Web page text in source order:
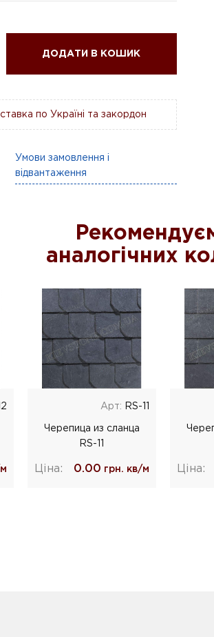
ДОДАТИ В КОШИК
по Україні та закордон
Умови замовлення і
відвантаження
аналогічних
Арт: RS-11
Черепица из сланца
RS-11
Ціна: 0.00 грн. кв/м Ціна: